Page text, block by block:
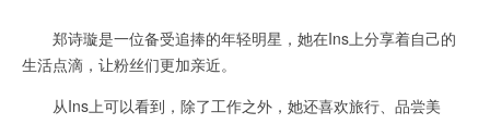
郑诗璇是一位备受追捧的年轻明星，她在Ins上分享着自己的
生活点滴，让粉丝们更加亲近。
从Ins上可以看到，除了工作之外，她还喜欢旅行、品尝美